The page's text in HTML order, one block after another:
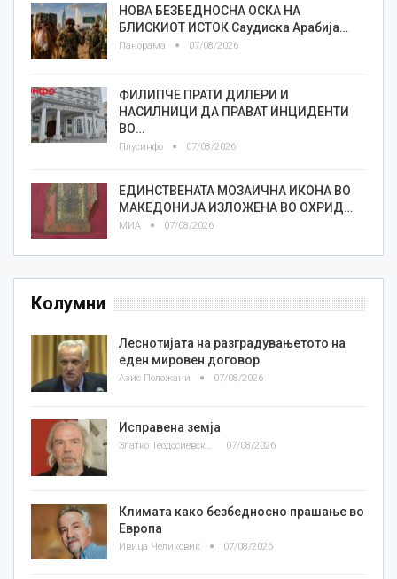
НОВА БЕЗБЕДНОСНА ОСКА НА
БЛИСКИОТ ИСТОК Саудиска Арабија…
Панорама 07/08/2026
ФИЛИПЧЕ ПРАТИ ДИЛЕРИ И
НАСИЛНИЦИ ДА ПРАВАТ ИНЦИДЕНТИ
ВО…
Плусинфо 07/08/2026
ЕДИНСТВЕНАТА МОЗАИЧНА ИКОНА ВО
МАКЕДОНИЈА ИЗЛОЖЕНА ВО ОХРИД…
МИА 07/08/2026
Колумни
Леснотијата на разградувањетото на
еден мировен договор
Азис Положани 07/08/2026
Исправена земја
Златко Теодосиевски 07/08/2026
Климата како безбедносно прашање во
Европа
Ивица Челиковиќ 07/08/2026